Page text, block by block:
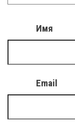
Имя
Email